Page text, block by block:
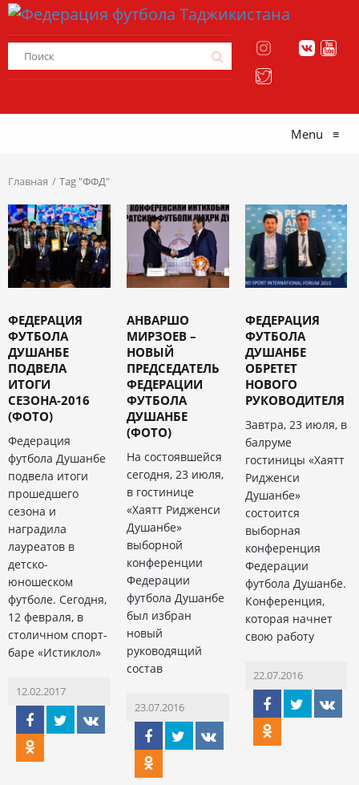
Menu ≡
Главная Tag "ФФД"
ФЕДЕРАЦИЯ
ФУТБОЛА
ДУШАНБЕ
ПОДВЕЛА
ИТОГИ
СЕЗОНА-2016
(ФОТО)
Федерация
футбола Душанбе
подвела итоги
прошедшего
сезона и
наградила
лауреатов в
детско-
юношеском
футболе. Сегодня,
12 февраля, в
столичном спорт-
баре «Истиклол»
12.02.2017
АНВАРШО
МИРЗОЕВ –
НОВЫЙ
ПРЕДСЕДАТЕЛЬ
ФЕДЕРАЦИИ
ФУТБОЛА
ДУШАНБЕ
(ФОТО)
На состоявшейся
сегодня, 23 июля,
в гостинице
«Хаятт Ридженси
Душанбе»
выборной
конференции
Федерации
футбола Душанбе
был избран
новый
руководящий
состав
23.07.2016
ФЕДЕРАЦИЯ
ФУТБОЛА
ДУШАНБЕ
ОБРЕТЕТ
НОВОГО
РУКОВОДИТЕЛЯ
Завтра, 23 июля, в
балруме
гостиницы «Хаятт
Ридженси
Душанбе»
состоится
выборная
конференция
Федерации
футбола Душанбе.
Конференция,
которая начнет
свою работу
22.07.2016